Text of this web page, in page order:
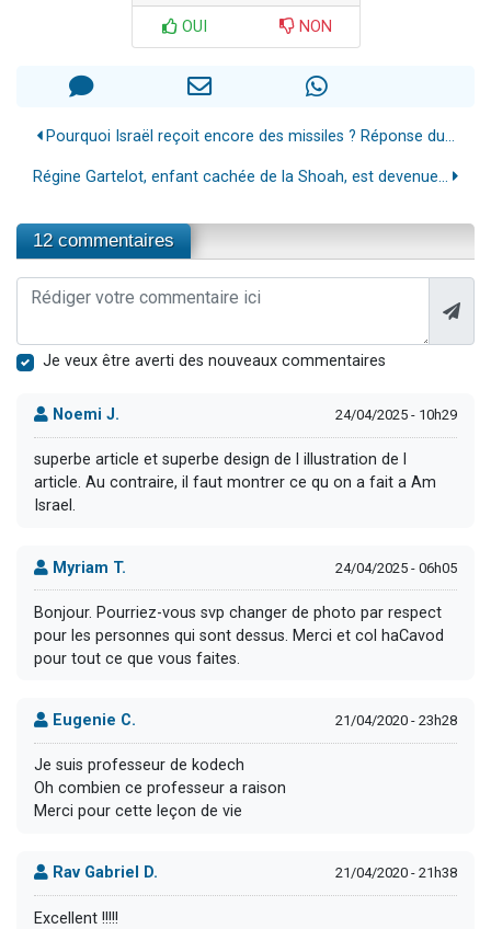
OUI NON
Pourquoi Israël reçoit encore des missiles ? Réponse du...
Régine Gartelot, enfant cachée de la Shoah, est devenue...
12 commentaires
Je veux être averti des nouveaux commentaires
Noemi J. 24/04/2025 - 10h29
superbe article et superbe design de l illustration de l
article. Au contraire, il faut montrer ce qu on a fait a Am
Israel.
Myriam T. 24/04/2025 - 06h05
Bonjour. Pourriez-vous svp changer de photo par respect
pour les personnes qui sont dessus. Merci et col haCavod
pour tout ce que vous faites.
Eugenie C. 21/04/2020 - 23h28
Je suis professeur de kodech
Oh combien ce professeur a raison
Merci pour cette leçon de vie
Rav Gabriel D. 21/04/2020 - 21h38
Excellent !!!!!